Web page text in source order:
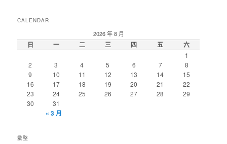
CALENDAR
2026 年 8 月
日 一 二 三 四 五 六
1
2
3 4 5 6 7
8
9
10 11 12 13 14
15
16
17 18 19 20 21
22
23
24 25 26 27 28
29
30
31
« 3 月
彙整